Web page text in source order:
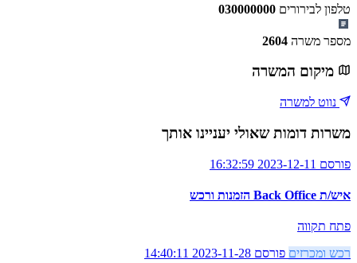
טלפון לבירורים 030000000
מספר משרה 2604
מיקום המשרה
נווט למשרה
משרות דומות שאולי יעניינו אותך
פורסם 2023-12-11 16:32:59
איש/ת Back Office הזמנות ורכש
פתח תקווה
רכש ומכרזים פורסם 2023-11-28 14:40:11